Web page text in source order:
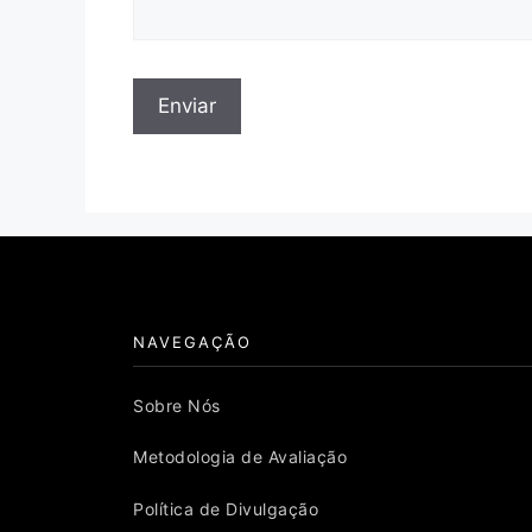
NAVEGAÇÃO
Sobre Nós
Metodologia de Avaliação
Política de Divulgação